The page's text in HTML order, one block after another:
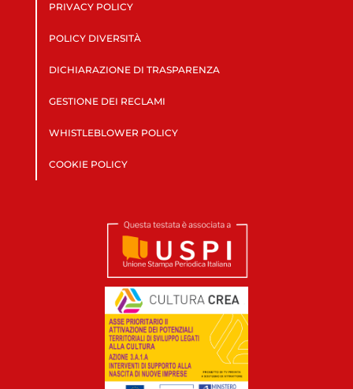
PRIVACY POLICY
POLICY DIVERSITÀ
DICHIARAZIONE DI TRASPARENZA
GESTIONE DEI RECLAMI
WHISTLEBLOWER POLICY
COOKIE POLICY